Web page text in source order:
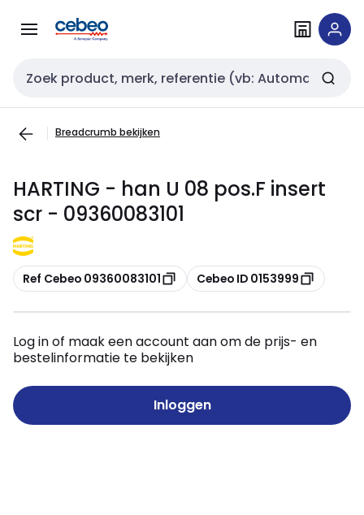
naar
naar
Zoekveld invoer
Breadcrumb bekijken
HARTING - han U 08 pos.F insert
scr - 09360083101
Kopiëren
Ref Cebeo 09360083101 Kopiëren
Cebeo ID 0153999
Log in of maak een account aan om de prijs- en
bestelinformatie te bekijken
Inloggen